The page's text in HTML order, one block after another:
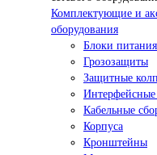
Комплектующие и
оборудования
Блоки
Грозозащиты
Защитные
Кабельные
Корпуса
Кронштейны